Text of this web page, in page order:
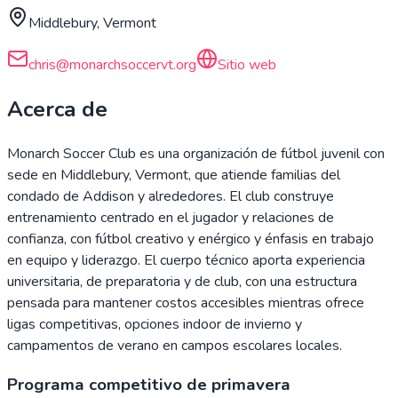
Middlebury, Vermont
chris@monarchsoccervt.org Sitio web
Acerca de
Monarch Soccer Club es una organización de fútbol juvenil con
sede en Middlebury, Vermont, que atiende familias del
condado de Addison y alrededores. El club construye
entrenamiento centrado en el jugador y relaciones de
confianza, con fútbol creativo y enérgico y énfasis en trabajo
en equipo y liderazgo. El cuerpo técnico aporta experiencia
universitaria, de preparatoria y de club, con una estructura
pensada para mantener costos accesibles mientras ofrece
ligas competitivas, opciones indoor de invierno y
campamentos de verano en campos escolares locales.
Programa competitivo de primavera